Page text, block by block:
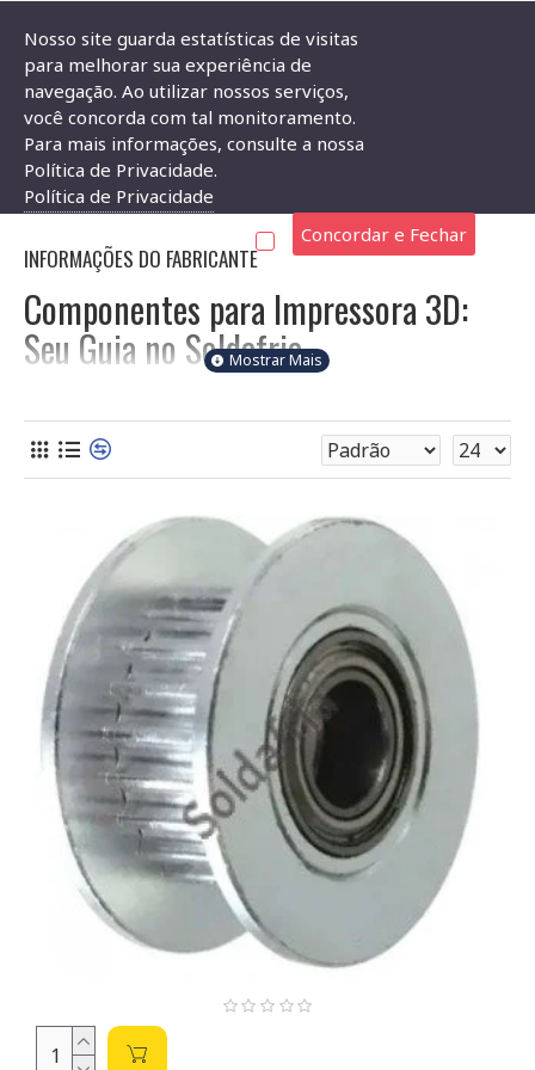
Impressora 3D
IMPRESSORA 3D
INFORMAÇÕES DO FABRICANTE
Componentes para Impressora 3D:
Seu Guia no Soldafria
eletrônicos necessários para construir, manter e reparar sua
impressora 3D. Seja para projetos novos ou para solucionar
problemas, oferecemos uma ampla variedade de peças,
te auxiliar na compra, separamos algumas dicas importantes:
Tipos de Componentes e Especificações
Motores:Os motores de passo (NEMA 17, por
exemplo) são fundamentais para o movimento preciso
dos eixos X, Y e Z. Verifique a compatibilidade com sua
placa controladora e a tensão de alimentação
necessária.
Controladores:Placas controladoras como a RAMPS
1.4 gerenciam os motores, a temperatura e outros
aspectos da impressora. Verifique a compatibilidade
com seus motores e sensores.
Sensores:Sensores de temperatura (termistores)
monitoram a temperatura do hotend e da mesa
aquecida. Certifique-se de escolher o tipo correto para
sua impressora.
Conectores:
Conectores diversos são utilizados para
conectar os componentes. Verifique o tipo de conexão
Cabos para conectar os componentes.
Considere o tamanho, tipo de fio (para alta corrente ou
Nosso site guarda estatísticas de visitas
para melhorar sua experiência de
navegação. Ao utilizar nossos serviços,
você concorda com tal monitoramento.
Para mais informações, consulte a nossa
Política de Privacidade.
Política de Privacidade
Concordar e Fechar